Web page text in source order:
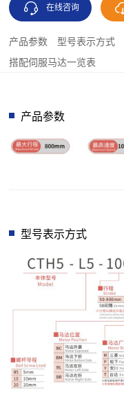
在线咨询
产品参数 型号表示方式
搭配伺服马达一览表
产品参数
型号表示方式